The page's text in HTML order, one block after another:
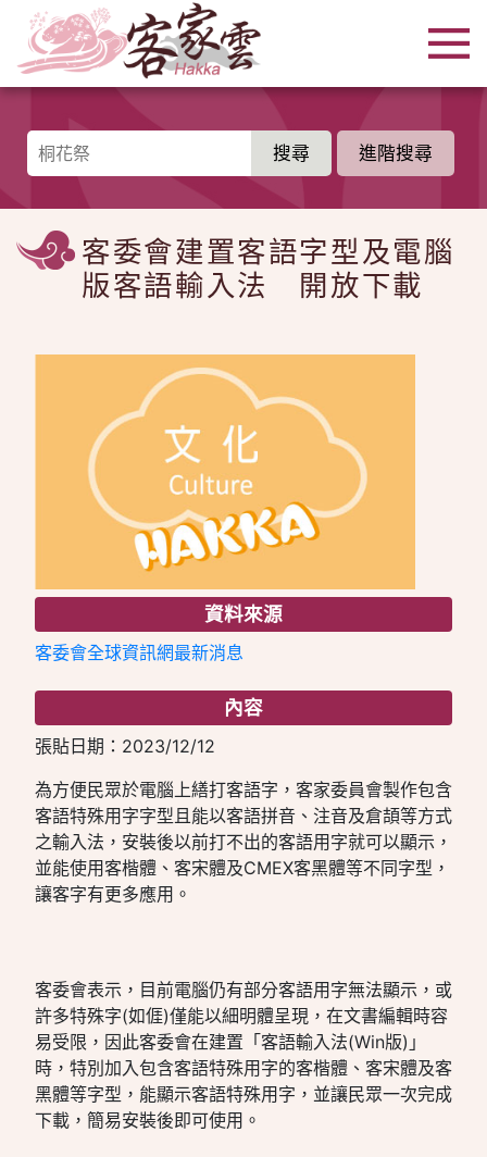
跳到主要內容區塊
::: 進階搜尋
客委會建置客語字型及電腦
版客語輸入法 開放下載
資料來源
客委會全球資訊網最新消息
內容
張貼日期：2023/12/12
為方便民眾於電腦上繕打客語字，客家委員會製作包含
客語特殊用字字型且能以客語拼音、注音及倉頡等方式
之輸入法，安裝後以前打不出的客語用字就可以顯示，
並能使用客楷體、客宋體及CMEX客黑體等不同字型，
讓客字有更多應用。
客委會表示，目前電腦仍有部分客語用字無法顯示，或
許多特殊字(如𠊎)僅能以細明體呈現，在文書編輯時容
易受限，因此客委會在建置「客語輸入法(Win版)」
時，特別加入包含客語特殊用字的客楷體、客宋體及客
黑體等字型，能顯示客語特殊用字，並讓民眾一次完成
下載，簡易安裝後即可使用。